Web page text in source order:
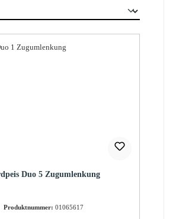
Duo 5 Zugumlenkung
Produktnummer: 01065617